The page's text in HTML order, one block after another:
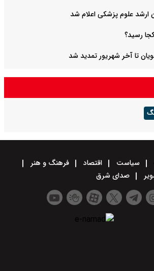
ارشد علوم پزشکی اعلام شد
رسید؟
تا آخر شهریور تمدید شد
صدرنشین است
سیاست اقتصاد
فرهنگ و هنر
صدای شرق